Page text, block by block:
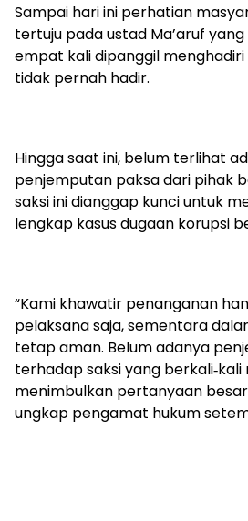
Sampai hari ini perhatian
tertuju pada ustad Ma’aruf
empat kali dipanggil
tidak pernah hadir.
Hingga saat ini, belum terlihat
penjemputan paksa dari pihak
saksi ini dianggap kunci untuk
lengkap kasus dugaan korupsi
“Kami khawatir penanganan
pelaksana saja, sementara
tetap aman. Belum adanya
terhadap saksi yang berkali‑kali
menimbulkan pertanyaan
ungkap pengamat hukum